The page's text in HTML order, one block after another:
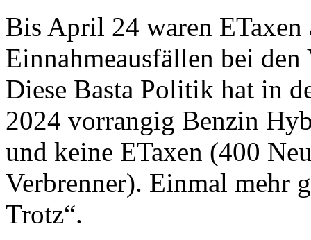
Bis April 24 waren
Einnahmeausfällen bei
Diese Basta Politik hat in
2024 vorrangig Benzin
und keine ETaxen (400
Verbrenner). Einmal mehr
Trotz“.